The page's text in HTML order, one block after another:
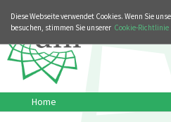
Diese Webseite verwendet Cookies. Wenn Sie
besuchen, stimmen Sie unserer Cookie-Richtlinie
Home